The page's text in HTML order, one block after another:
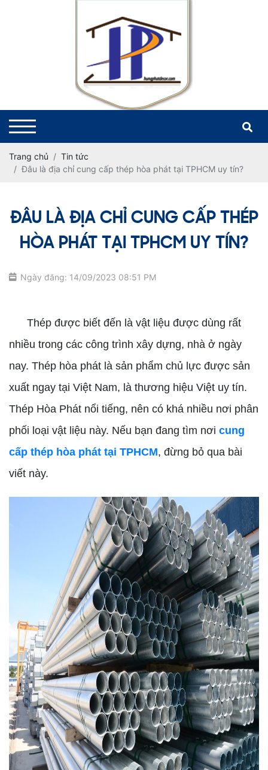
Trang chủ
Tin tức
Đâu là địa chỉ cung cấp thép hòa phát tại TPHCM uy tín?
ĐÂU LÀ ĐỊA CHỈ CUNG CẤP THÉP
HÒA PHÁT TẠI TPHCM UY TÍN?
Ngày đăng: 14/09/2023 08:51 PM
Thép được biết đến là vật liệu được dùng rất
nhiều trong các công trình xây dựng, nhà ở ngày
nay. Thép hòa phát là sản phẩm chủ lực được sản
xuất ngay tại Việt Nam, là thương hiệu Việt uy tín.
Thép Hòa Phát nổi tiếng, nên có khá nhiều nơi phân
phối loại vật liệu này. Nếu bạn đang tìm nơi cung
cấp thép hòa phát tại TPHCM, đừng bỏ qua bài
viết này.